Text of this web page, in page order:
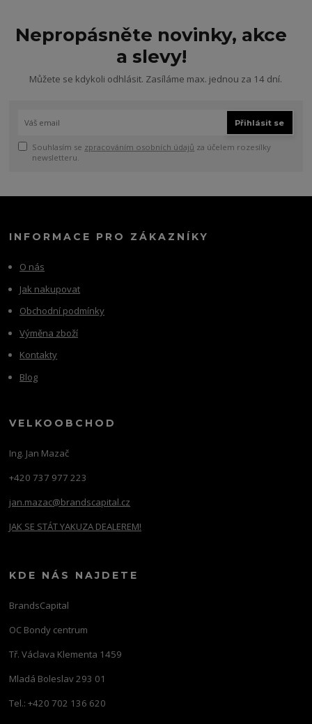
Nepropásněte novinky, akce
a slevy!
Můžete se kdykoli odhlásit. Zasíláme max. jednou za 14 dní.
Přihlásit se
Souhlasím se zpracováním osobních údajů za účelem rozesílky
newsletteru.
INFORMACE PRO ZÁKAZNÍKY
O nás
Jak nakupovat
Obchodní podmínky
Výměna zboží
Kontakty
Blog
VELKOOBCHOD
Ing. Jan Mazač
+420 737 977 223
jan.mazac@brandscapital.cz
JAK SE STÁT YAKUZA DEALEREM!
KDE NÁS NAJDETE
BrandsCapital
OC Bondy centrum
Tř. Václava Klementa 1459
Mladá Boleslav 293 01
Tel.: +420 702 136 620